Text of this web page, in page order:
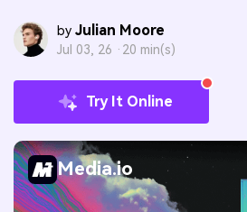
by Julian Moore
Jul 03, 26 · 20 min(s)
Try It Online
Media.io